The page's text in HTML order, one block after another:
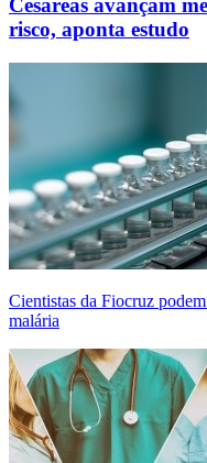
Cesáreas avançam
risco, aponta estudo
Cientistas da Fiocruz
malária